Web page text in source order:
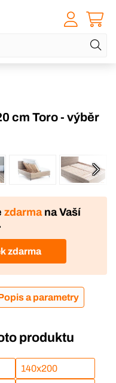
zdarmana Vaší
zdarma
a parametry
produktu
140x200